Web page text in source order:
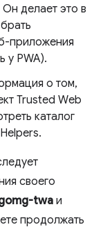
делает это в
приложения
у PWA).
о том,
Trusted Web
каталог
своего
twa и
продолжать